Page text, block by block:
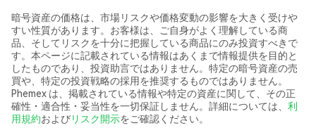
暗号資産の価格は、市場リスクや価格変動の影響を大きく受けや
すい性質があります。お客様は、ご自身がよく理解している商
品、そしてリスクを十分に把握している商品にのみ投資すべきで
す。本ページに記載されている情報はあくまで情報提供を目的と
したものであり、投資助言ではありません。特定の暗号資産の売
買や、特定の投資戦略の採用を推奨するものではありません。
Phemex は、掲載されている情報や特定の資産に関して、その正
確性・適合性・妥当性を一切保証しません。詳細については、 利
用規約およびリスク開示をご確認ください。